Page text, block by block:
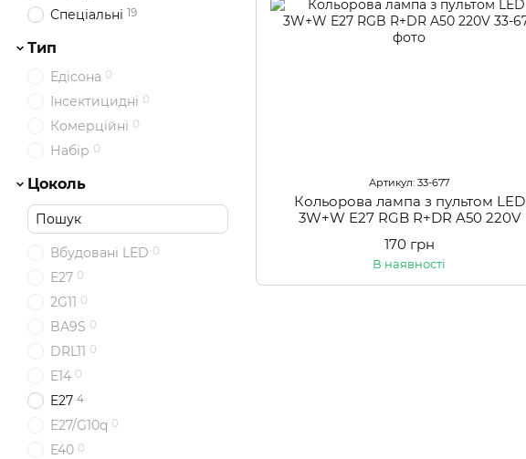
Артикул: 33-677
Кольорова лампа з пультом LED
3W+W E27 RGB R+DR A50 220V
170 грн
В наявності
Спеціальні 19
Тип
Едісона 0
Інсектицидні 0
Комерційні 0
Набір 0
Цоколь
Вбудовані LED 0
Е27 0
2G11 0
BA9S 0
DRL11 0
E14 0
E27 4
E27/G10q 0
E40 0